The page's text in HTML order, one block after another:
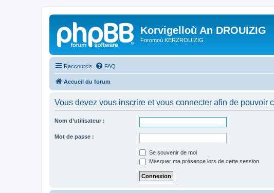
Korvigelloù An DROUIZIG
Foromoù KERZROUIZIG
Raccourcis FAQ
Accueil du forum
Vous devez vous inscrire et vous connecter afin de pouvoir
Nom d’utilisateur :
Mot de passe :
Se souvenir de moi
Masquer ma présence lors de cette session